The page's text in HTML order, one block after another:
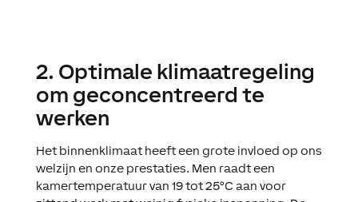
2. Optimale klimaatregeling
om geconcentreerd te
werken
Het binnenklimaat heeft een grote invloed op ons
welzijn en onze prestaties. Men raadt een
kamertemperatuur van 19 tot 25°C aan voor